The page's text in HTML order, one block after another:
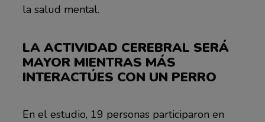
la salud mental.
LA ACTIVIDAD CEREBRAL SERÁ
MAYOR MIENTRAS MÁS
INTERACTÚES CON UN PERRO
En el estudio, 19 personas participaron en